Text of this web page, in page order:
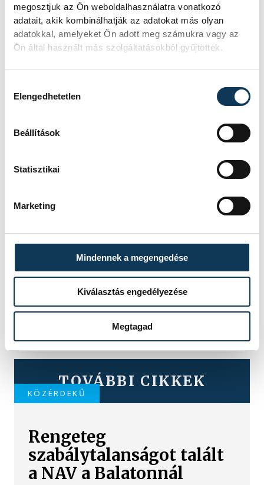
megosztjuk az Ön weboldalhasználatra vonatkozó
adatait, akik kombinálhatják az adatokat más olyan
adatokkal, amelyeket Ön adott meg számukra vagy az
Ön által használt más szolgáltatásokból gyűjtöttek.
Elengedhetetlen
Beállítások
Statisztikai
Marketing
Mindennek a megengedése
Kiválasztás engedélyezése
Megtagad
TOVÁBBI CIKKEK
KÖZÉRDEKŰ
Rengeteg
szabálytalanságot talált
a NAV a Balatonnál